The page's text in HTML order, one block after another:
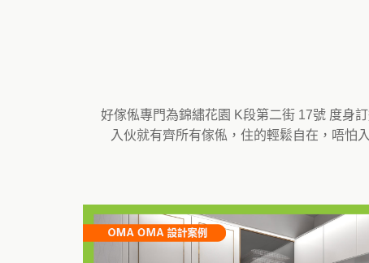
好傢俬專門為錦繡花園 K段第二街 17號 度身
入伙就有齊所有傢俬，住的輕鬆自在，唔怕